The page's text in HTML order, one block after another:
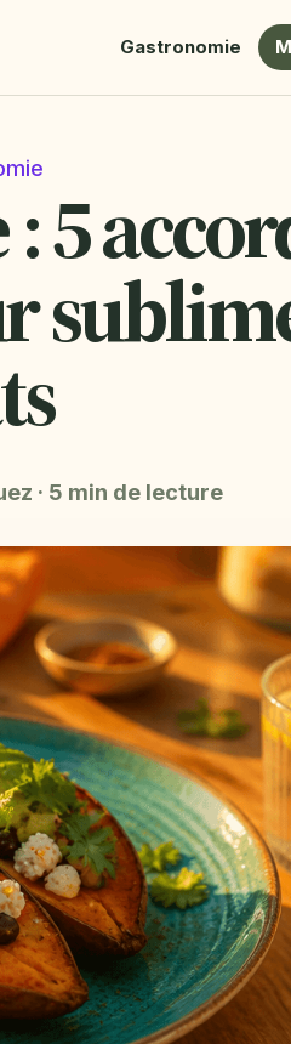
Gastronomie
5
· 5 min de lecture